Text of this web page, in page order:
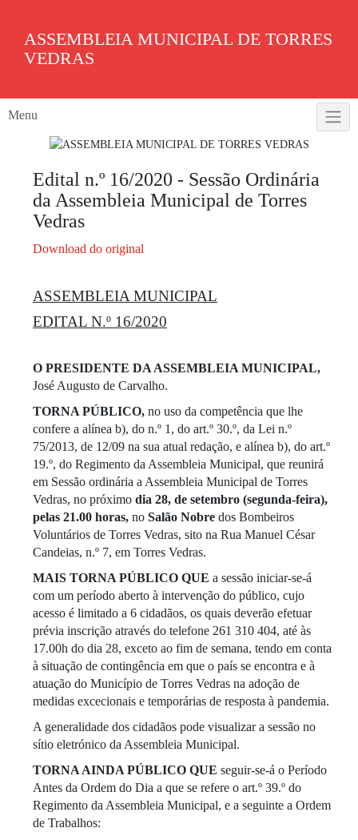
contentASSEMBLEIA MUNICIPAL DE TORRES
VEDRAS
Menu
Edital n.º 16/2020 - Sessão Ordinária
da Assembleia Municipal de Torres
Vedras
Download do original
ASSEMBLEIA MUNICIPAL
EDITAL N.º 16/2020
O PRESIDENTE DA ASSEMBLEIA MUNICIPAL,
José Augusto de Carvalho.
TORNA PÚBLICO, no uso da competência que lhe
confere a alínea b), do n.º 1, do art.º 30.º, da Lei n.º
75/2013, de 12/09 na sua atual redação, e alínea b), do art.º
19.º, do Regimento da Assembleia Municipal, que reunirá
em Sessão ordinária a Assembleia Municipal de Torres
Vedras, no próximo dia 28, de setembro (segunda-feira),
pelas 21.00 horas, no Salão Nobre dos Bombeiros
Voluntários de Torres Vedras, sito na Rua Manuel César
Candeias, n.º 7, em Torres Vedras.
MAIS TORNA PÚBLICO QUE a sessão iniciar-se-á
com um período aberto à intervenção do público, cujo
acesso é limitado a 6 cidadãos, os quais deverão efetuar
prévia inscrição através do telefone 261 310 404, até às
17.00h do dia 28, exceto ao fim de semana, tendo em conta
à situação de contingência em que o país se encontra e à
atuação do Município de Torres Vedras na adoção de
medidas excecionais e temporárias de resposta à pandemia.
A generalidade dos cidadãos pode visualizar a sessão no
sítio eletrónico da Assembleia Municipal.
TORNA AINDA PÚBLICO QUE seguir-se-á o Período
Antes da Ordem do Dia a que se refere o art.º 39.º do
Regimento da Assembleia Municipal, e a seguinte a Ordem
de Trabalhos: